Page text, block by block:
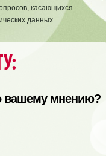
касающихся
данных.
вашему мнению?